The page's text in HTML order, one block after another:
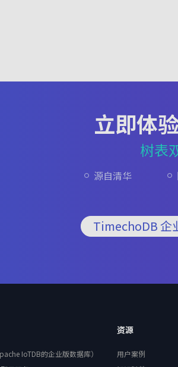
立即体
树表
源自清华
TimechoDB 企
IoTDB的企业版数据库）
资源
用户案例